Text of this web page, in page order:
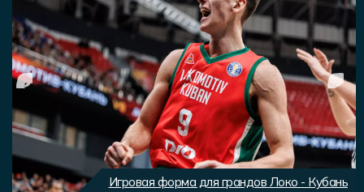
Игровая форма для грандов Локо - Кубань